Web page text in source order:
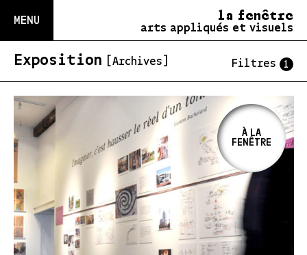
MENU la fenêtre
arts appliqués et visuels
Exposition [Archives] Filtres 1
À LA
FENÊTRE